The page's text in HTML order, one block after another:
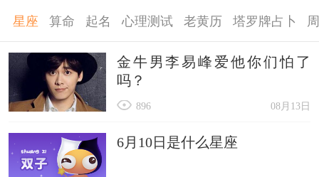
星座 算命 起名 心理测试 老黄历 塔罗牌占卜
金牛男李易峰爱他你们怕了
吗？
08月13日
896
6月10日是什么星座